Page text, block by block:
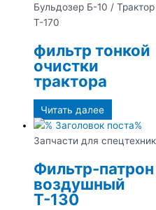
Бульдозер Б-10 / Трактор
Т-170
фильтр тонкой
очистки
трактора
Читать далее
Запчасти для
Фильтр-патрон
воздушный
Т-130